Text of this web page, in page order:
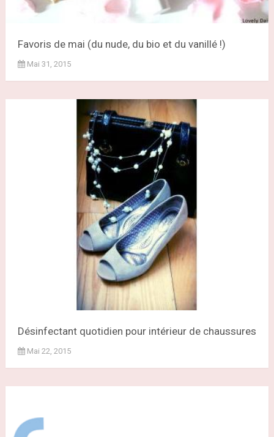
Favoris de mai (du nude, du bio et du vanillé !)
Mai 31, 2015
Désinfectant quotidien pour intérieur de chaussures
Mai 22, 2015